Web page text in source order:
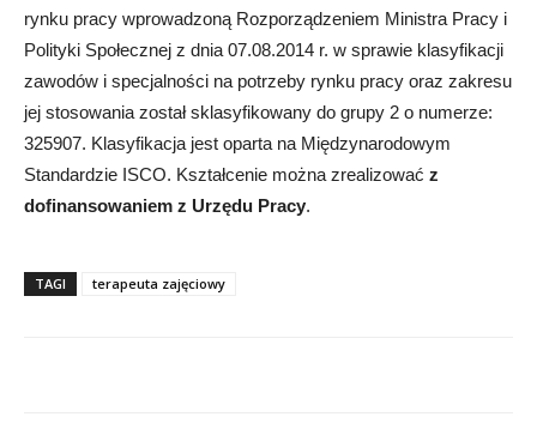
rynku pracy wprowadzoną Rozporządzeniem Ministra Pracy i
Polityki Społecznej z dnia 07.08.2014 r. w sprawie klasyfikacji
zawodów i specjalności na potrzeby rynku pracy oraz zakresu
jej stosowania został sklasyfikowany do grupy 2 o numerze:
325907. Klasyfikacja jest oparta na Międzynarodowym
Standardzie ISCO. Kształcenie można zrealizować z
dofinansowaniem z Urzędu Pracy.
TAGI terapeuta zajęciowy